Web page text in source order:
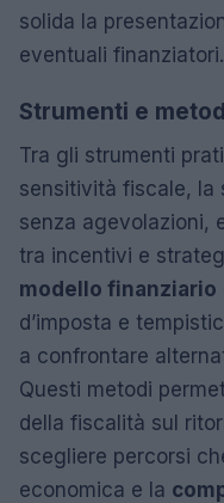
solida la
eventuali finanziatori.
Strumenti e
Tra gli strumenti
sensitività fiscale, la
senza agevolazioni,
tra incentivi e
modello finanziario
d’imposta e
a confrontare
Questi metodi
della fiscalità sul
scegliere percorsi
economica e la